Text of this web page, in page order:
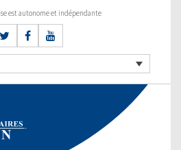
est autonome et indépendante